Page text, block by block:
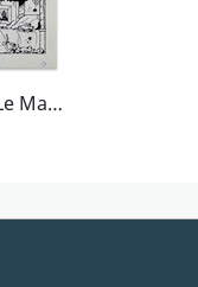
Poirier, Supermatou, Le Manoir du mystère, planche n°2, PifGadget#610, 1980.